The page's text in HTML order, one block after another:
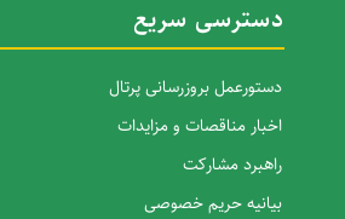
دسترسی سریع
دستورعمل بروزرسانی پرتال
اخبار مناقصات و مزایدات
راهبرد مشارکت
بیانیه حریم خصوصی